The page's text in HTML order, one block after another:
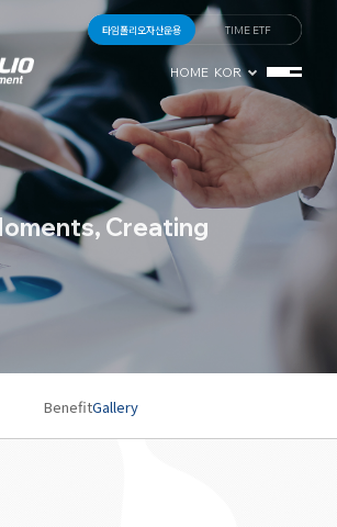
HOME KOR
타임폴리오자산운용 TIME ETF
Creating
BenefitGallery